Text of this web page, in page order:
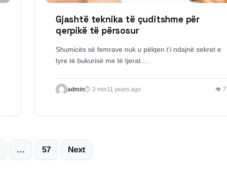
Gjashtë teknika të çuditshme për
qerpikë të përsosur
Shumicës së femrave nuk u pëlqen t’i ndajnë sekret e
tyre të bukurisë me të tjerat.…
admin 3 min11 years ago 👁
Posts
… 57 Next